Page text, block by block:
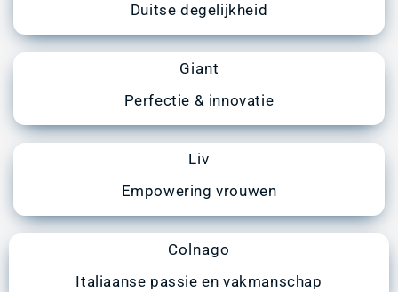
Duitse degelijkheid
Giant
Perfectie & innovatie
Liv
Empowering vrouwen
Colnago
Italiaanse passie en vakmanschap